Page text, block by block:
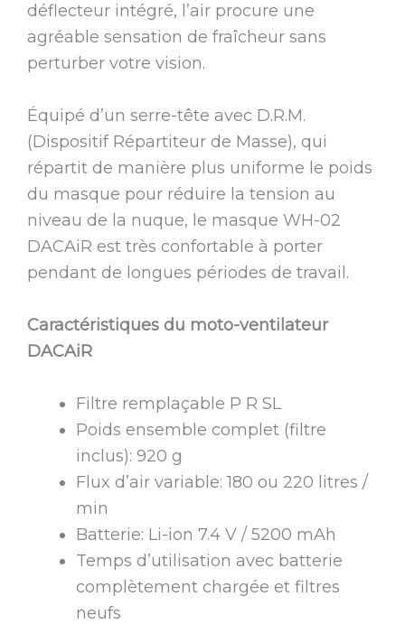
déflecteur intégré, l’air procure une
agréable sensation de fraîcheur sans
perturber votre vision.
Équipé d’un serre-tête avec D.R.M.
(Dispositif Répartiteur de Masse), qui
répartit de manière plus uniforme le poids
du masque pour réduire la tension au
niveau de la nuque, le masque WH-02
DACAiR est très confortable à porter
pendant de longues périodes de travail.
Caractéristiques du moto-ventilateur
DACAiR
Filtre remplaçable P R SL
Poids ensemble complet (filtre
inclus): 920 g
Flux d’air variable: 180 ou 220 litres /
min
Batterie: Li-ion 7.4 V / 5200 mAh
Temps d’utilisation avec batterie
complètement chargée et filtres
neufs